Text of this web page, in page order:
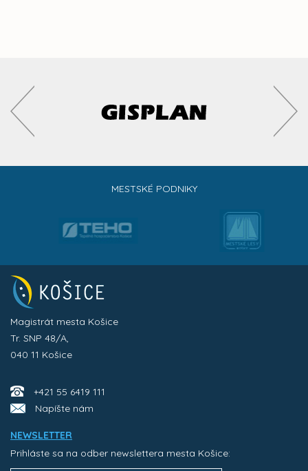
MESTSKÉ PODNIKY
Magistrát mesta Košice
Tr. SNP 48/A,
040 11 Košice
+421 55 6419 111
Napíšte nám
NEWSLETTER
Prihláste sa na odber newslettera mesta Košice: